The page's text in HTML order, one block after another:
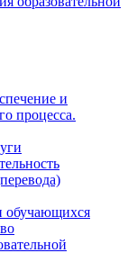
и
процесса.
обучающихся